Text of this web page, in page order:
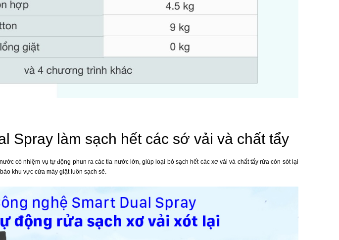
Spray làm sạch hết các sớ vải và chất tẩy
có nhiệm vụ tự động phun ra các tia nước lớn, giúp loại bỏ sạch hết các xơ vải và chất tẩy rửa còn sót lại
khu vực cửa máy giặt luôn sạch sẽ.